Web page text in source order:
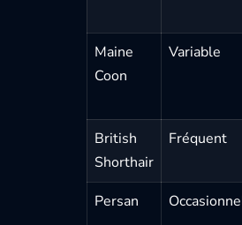
Maine
Coon
Variable
British
Shorthair
Fréquent
Persan